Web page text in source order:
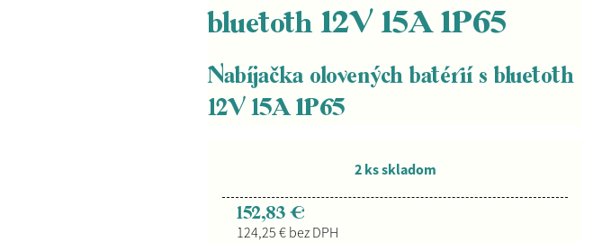
bluetoth 12V 15A IP65
Nabíjačka olovených batérií s bluetoth
12V 15A IP65
2 ks skladom
152,83 €
124,25 € bez DPH